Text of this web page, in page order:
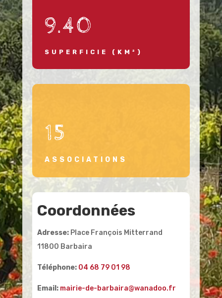
9.40
SUPERFICIE (KM²)
15
ASSOCIATIONS
Coordonnées
Adresse:Place François Mitterrand
11800 Barbaira
Téléphone: 04 68 79 01 98
Email: mairie-de-barbaira@wanadoo.fr